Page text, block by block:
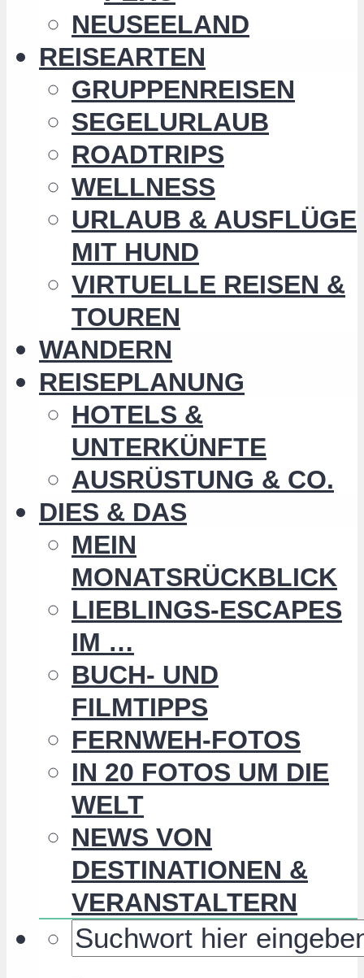
NEUSEELAND
REISEARTEN
GRUPPENREISEN
SEGELURLAUB
ROADTRIPS
WELLNESS
URLAUB & AUSFLÜGE
MIT HUND
VIRTUELLE REISEN &
TOUREN
WANDERN
REISEPLANUNG
HOTELS &
UNTERKÜNFTE
AUSRÜSTUNG & CO.
DIES & DAS
MEIN
MONATSRÜCKBLICK
LIEBLINGS-ESCAPES
IM …
BUCH- UND
FILMTIPPS
FERNWEH-FOTOS
IN 20 FOTOS UM DIE
WELT
NEWS VON
DESTINATIONEN &
VERANSTALTERN